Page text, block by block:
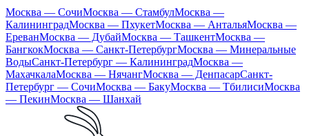
Москва — СочиМосква — СтамбулМосква —
КалининградМосква — ПхукетМосква — АнтальяМосква —
ЕреванМосква — ДубайМосква — ТашкентМосква —
БангкокМосква — Санкт-ПетербургМосква — Минеральные
ВодыСанкт-Петербург — КалининградМосква —
МахачкалаМосква — НячангМосква — ДенпасарСанкт-
Петербург — СочиМосква — БакуМосква — ТбилисиМосква
— ПекинМосква — Шанхай